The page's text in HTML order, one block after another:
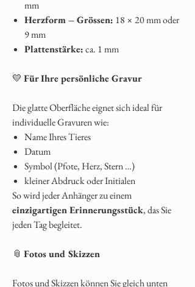
mm
Herzform – Grössen: 18 × 20 mm oder
9 mm
Plattenstärke:ca. 1 mm
💛 Für Ihre persönliche Gravur
Die glatte Oberfläche eignet sich ideal für
individuelle Gravuren wie:
Name Ihres Tieres
Datum
Symbol (Pfote, Herz, Stern …)
kleiner Abdruck oder Initialen
So wird jeder Anhänger zu einem
einzigartigen Erinnerungsstück, das Sie
jeden Tag begleitet.
📎 Fotos und Skizzen
Fotos und Skizzen können Sie gleich unten